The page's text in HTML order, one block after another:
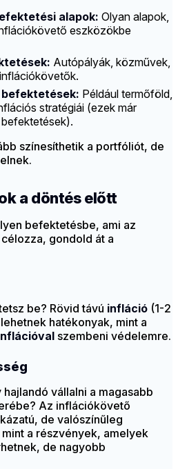
alapok: Olyan alapok,
eszközökbe
Autópályák, közművek,
Például termőföld,
stratégiái (ezek már
színesíthetik a portfóliót, de
a döntés előtt
befektetésbe, ami az
gondold át a
be? Rövid távú infláció (1-2
hatékonyak, mint a
szembeni védelemre.
vállalni a magasabb
Az inflációkövető
de valószínűleg
a részvények, amelyek
de nagyobb